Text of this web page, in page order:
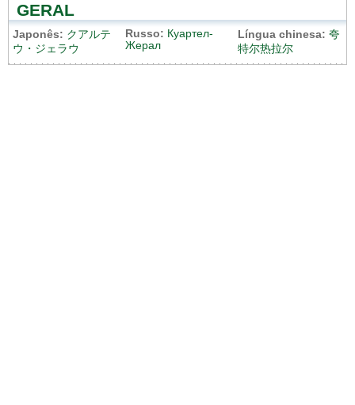
GERAL
Japonês: クアルテ
ウ・ジェラウ
Russo: Куартел-
Жерал
Língua chinesa: 夸
特尔热拉尔